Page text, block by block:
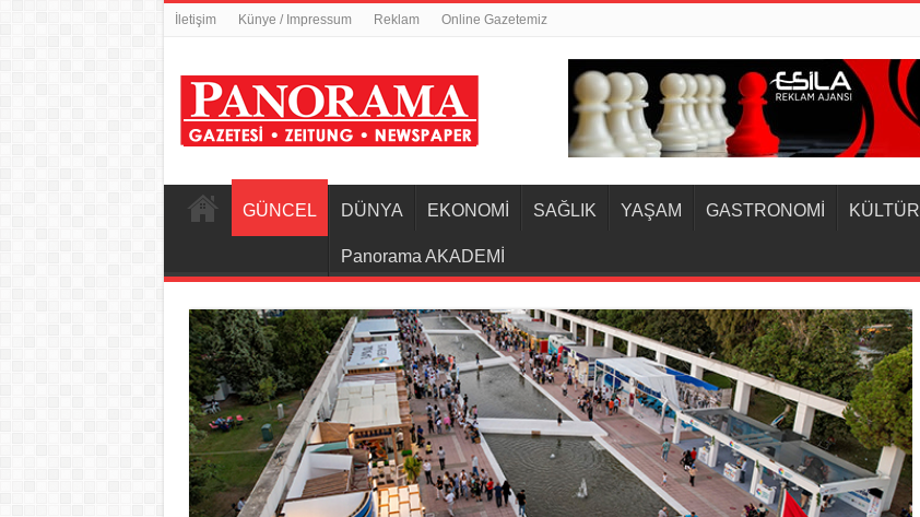
İletişim Künye / Impressum Reklam Online Gazetemiz
GÜNCEL DÜNYA EKONOMİ SAĞLIK YAŞAM GASTRONOMİ KÜLTÜR
Panorama AKADEMİ